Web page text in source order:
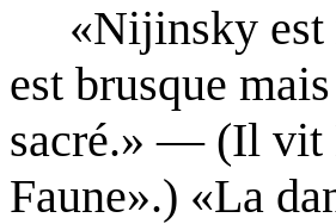
«Nijinsky est
est brusque
sacré.» — (Il vit
Faune».) «La